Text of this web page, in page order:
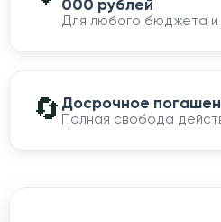
000 рублей
Для любого бюджета
🔄 Досрочное
Полная свобода